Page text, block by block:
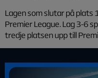
Lagen som slutar på plats
Premier League. Lag 3-6
tredje platsen upp till